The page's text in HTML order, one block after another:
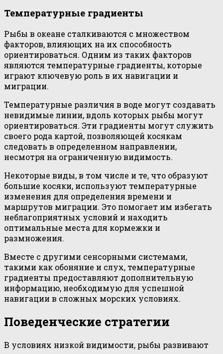
Температурные градиенты
Рыбы в океане сталкиваются с множеством
факторов, влияющих на их способность
ориентироваться. Одним из таких факторов
являются температурные градиенты, которые
играют ключевую роль в их навигации и
миграции.
Температурные различия в воде могут создавать
невидимые линии, вдоль которых рыбы могут
ориентироваться. Эти градиенты могут служить
своего рода картой, позволяющей косякам
следовать в определенном направлении,
несмотря на ограниченную видимость.
Некоторые виды, в том числе и те, что образуют
большие косяки, используют температурные
изменения для определения времени и
маршрутов миграции. Это помогает им избегать
неблагоприятных условий и находить
оптимальные места для кормежки и
размножения.
Вместе с другими сенсорными системами,
такими как обоняние и слух, температурные
градиенты предоставляют дополнительную
информацию, необходимую для успешной
навигации в сложных морских условиях.
Поведенческие стратегии
В условиях низкой видимости, рыбы развивают